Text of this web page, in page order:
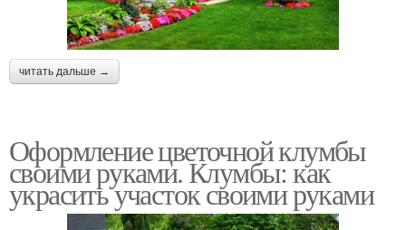
читать дальше →
Оформление цветочной клумбы
своими руками. Клумбы: как
украсить участок своими руками